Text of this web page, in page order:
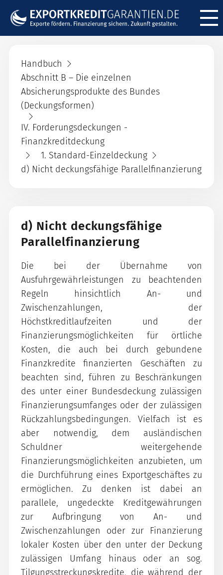
Handbuch
Abschnitt B – Die einzelnen
Absicherungsprodukte des Bundes
(Deckungsformen)
IV. Forderungsdeckungen -
Finanzkreditdeckung
1. Standard-Einzeldeckung
d) Nicht deckungsfähige Parallelfinanzierung
d) Nicht deckungsfähige
Parallelfinanzierung
Die bei der Übernahme von
Ausfuhrgewährleistungen zu beachtenden
Regeln hinsichtlich An- und
Zwischenzahlungen, der
Höchstkreditlaufzeiten und der
Finanzierungsmöglichkeiten für örtliche
Kosten, die auch bei durch gebundene
Finanzkredite finanzierten Geschäften zu
beachten sind, führen zu Beschränkungen
des unter einer Bundesdeckung zulässigen
Finanzierungsumfanges oder der zulässigen
Rückzahlungsbedingungen. Vielfach ist es
aber notwendig, dem ausländischen
Schuldner weitergehende
Finanzierungsmöglichkeiten anzubieten, um
die Durchführung eines Exportgeschäftes zu
ermöglichen. Zu denken ist dabei an
parallele, ungedeckte Kreditgewährungen
zur Aufbringung von An- und
Zwischenzahlungen oder zur Finanzierung
lokaler Kosten über den unter der Deckung
zulässigen Umfang hinaus oder an sog.
Tilgungsstreckungskredite, die während der